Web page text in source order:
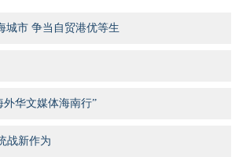
城市 争当自贸港优等生
外华文媒体海南行”
战新作为